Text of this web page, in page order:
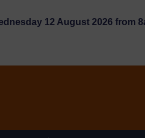
12 August 2026 from